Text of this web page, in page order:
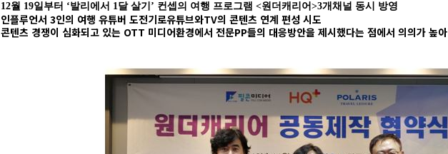
12월 19일부터 ‘발리에서 1달 살기’ 컨셉의 여행 프로그램 <원더캐리어>3개채널 동시 방영
인플루언서 3인의 여행 유튜버 도전기로유튜브와TV의 콘텐츠 연계 편성 시도
콘텐츠 경쟁이 심화되고 있는 OTT 미디어환경에서 전문PP들의 대응방안을 제시했다는 점에서 의의가 높아